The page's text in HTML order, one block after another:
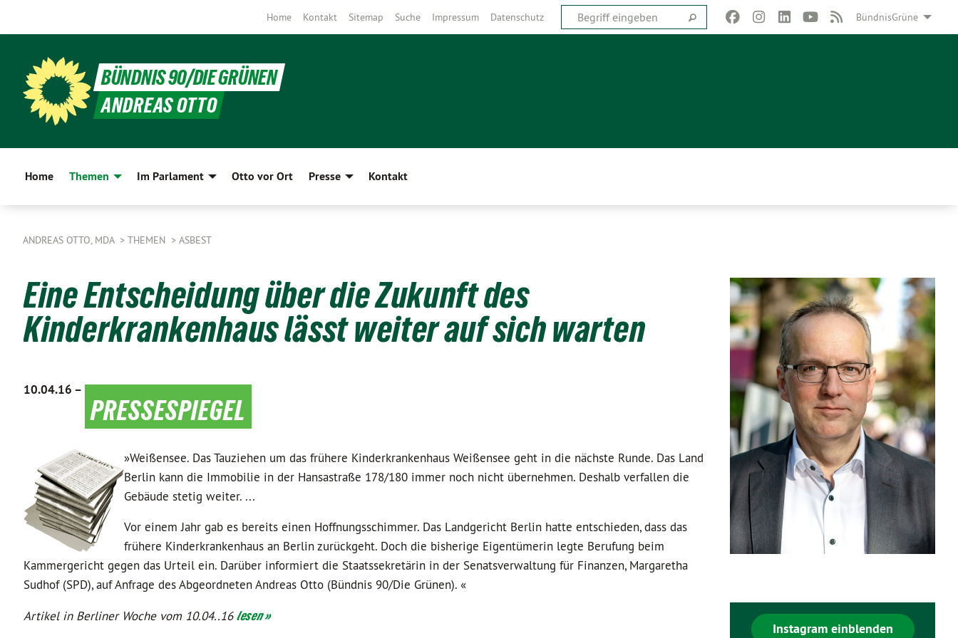
BündnisGrüne
Home Kontakt Sitemap Suche Impressum Datenschutz
BÜNDNIS 90/DIE GRÜNEN
ANDREAS OTTO
Home Themen Im Parlament Otto vor Ort Presse Kontakt
ANDREAS OTTO, MDA THEMEN ASBEST
Eine Entscheidung über die Zukunft des
Kinderkrankenhaus lässt weiter auf sich warten
10.04.16 – pressespiegel
»Weißensee. Das Tauziehen um das frühere Kinderkrankenhaus Weißensee geht in die nächste Runde. Das Land
Berlin kann die Immobilie in der Hansastraße 178/180 immer noch nicht übernehmen. Deshalb verfallen die
Gebäude stetig weiter. ...
Vor einem Jahr gab es bereits einen Hoffnungsschimmer. Das Landgericht Berlin hatte entschieden, dass das
frühere Kinderkrankenhaus an Berlin zurückgeht. Doch die bisherige Eigentümerin legte Berufung beim
Kammergericht gegen das Urteil ein. Darüber informiert die Staatssekretärin in der Senatsverwaltung für Finanzen, Margaretha
Sudhof (SPD), auf Anfrage des Abgeordneten Andreas Otto (Bündnis 90/Die Grünen). «
Artikel in Berliner Woche vom 10.04..16lesen »
Instagram einblenden